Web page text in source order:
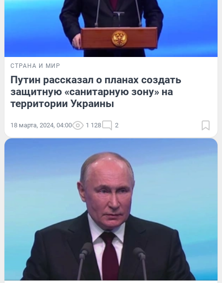
СТРАНА И МИР
Путин рассказал о планах создать
защитную «санитарную зону» на
территории Украины
18 марта, 2024, 04:00 1 128 2